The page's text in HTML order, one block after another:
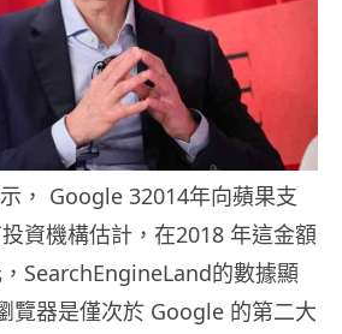
， Google 32014年向蘋果支
資機構估計，在2018 年這金額
SearchEngineLand的數據顯
覽器是僅次於 Google 的第二大